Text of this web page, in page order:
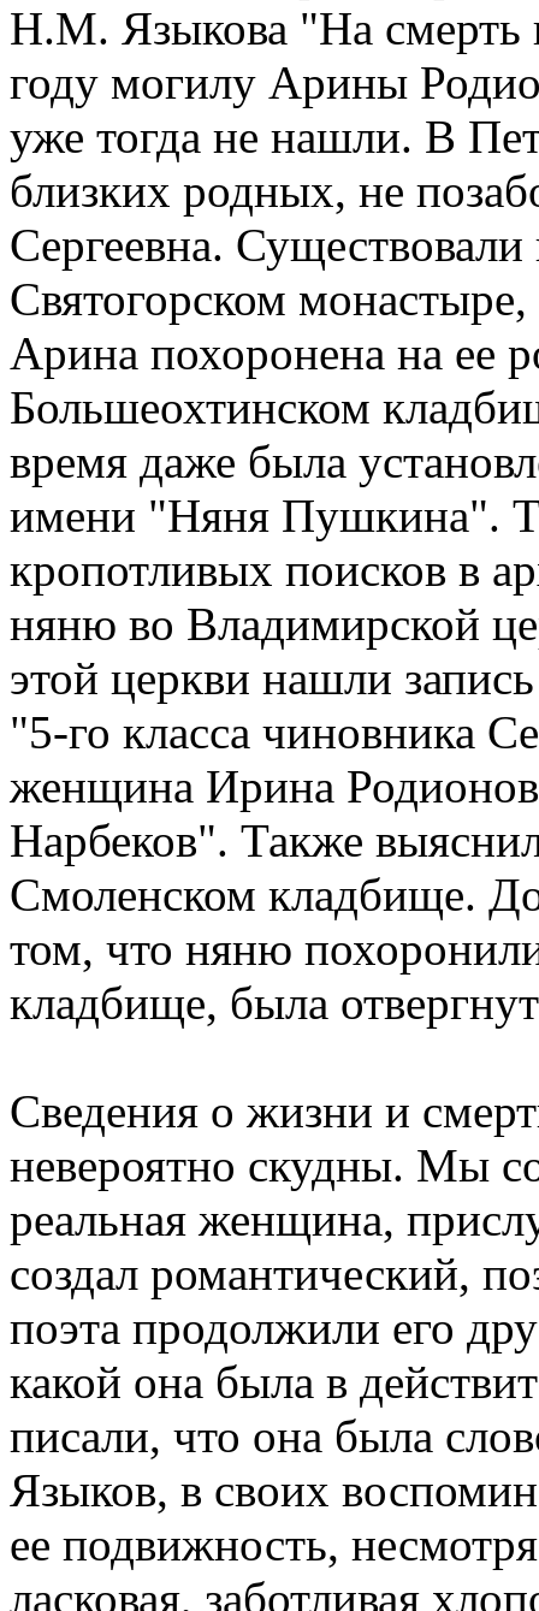
Н.М. Языкова "На
году могилу Арины
уже тогда не нашли. В
близких родных, не
Сергеевна.
Святогорском
Арина похоронена на ее
Большеохтинском
время даже была
имени "Няня Пушкина".
кропотливых поисков в
няню во Владимирской
этой церкви нашли
"5-го класса чиновника
женщина Ирина
Нарбеков". Также
Смоленском кладбище.
том, что няню
кладбище, была
Сведения о жизни и
невероятно скудны. Мы
реальная женщина,
создал романтический,
поэта продолжили его
какой она была в
писали, что она была
Языков, в своих
ее подвижность,
ласковая, заботливая